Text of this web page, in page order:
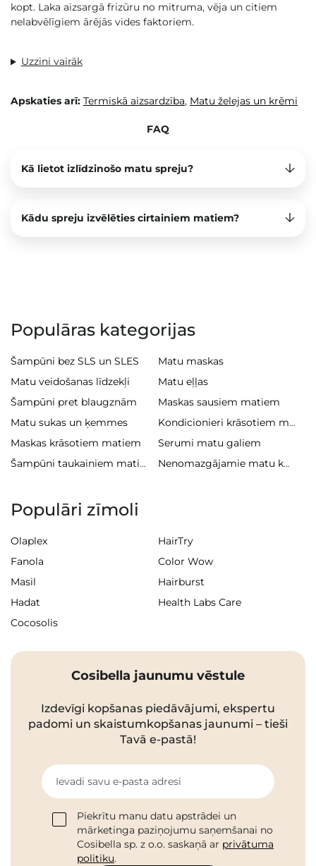
kopt. Laka aizsargā frizūru no mitruma, vēja un citiem
nelabvēlīgiem ārējās vides faktoriem.
Uzzini vairāk
Apskaties arī: Termiskā aizsardzība, Matu želejas un krēmi
FAQ
Kā lietot izlīdzinošo matu spreju?
Kādu spreju izvēlēties cirtainiem matiem?
Populāras kategorijas
Šampūni bez SLS un SLES
Matu maskas
Matu veidošanas līdzekļi
Matu eļļas
Šampūni pret blaugznām
Maskas sausiem matiem
Matu sukas un ķemmes
Kondicionieri krāsotiem matiem
Maskas krāsotiem matiem Serumi matu galiem
Šampūni taukainiem matiem Nenomazgājamie matu kondicionieri
Populāri zīmoli
Olaplex
HairTry
Fanola
Color Wow
Masil
Hairburst
Hadat
Health Labs Care
Cocosolis
Cosibella jaunumu vēstule
Izdevīgi kopšanas piedāvājumi, ekspertu
padomi un skaistumkopšanas jaunumi – tieši
Tavā e-pastā!
Ievadi savu e-pasta adresi
Piekrītu manu datu apstrādei un
mārketinga paziņojumu saņemšanai no
Cosibella sp. z o.o. saskaņā ar privātuma
politiku.